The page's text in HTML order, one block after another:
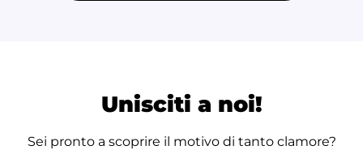
Unisciti a noi!
Sei pronto a scoprire il motivo di tanto clamore?